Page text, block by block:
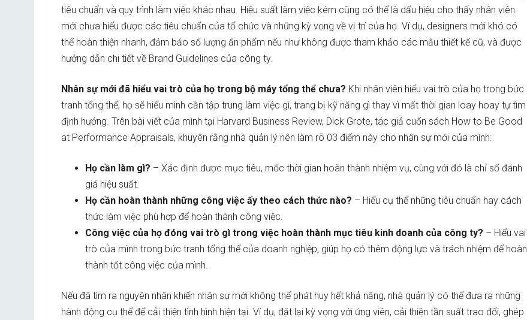
tiêu chuẩn và quy trình làm việc khác nhau. Hiệu suất làm việc kém cũng có thể là dấu hiệu cho thấy nhân viên
mới chưa hiểu được các tiêu chuẩn của tổ chức và những kỳ vọng về vị trí của họ. Ví dụ, designers mới khó có
thể hoàn thiện nhanh, đảm bảo số lượng ấn phẩm nếu như không được tham khảo các mẫu thiết kế cũ, và được
hướng dẫn chi tiết về Brand Guidelines của công ty.
Nhân sự mới đã hiểu vai trò của họ trong bộ máy tổng thể chưa? Khi nhân viên hiểu vai trò của họ trong bức
tranh tổng thể, họ sẽ hiểu mình cần tập trung làm việc gì, trang bị kỹ năng gì thay vì mất thời gian loay hoay tự tìm
định hướng. Trên bài viết của mình tại Harvard Business Review, Dick Grote, tác giả cuốn sách How to Be Good
at Performance Appraisals, khuyên rằng nhà quản lý nên làm rõ 03 điểm này cho nhân sự mới của mình:
Họ cần làm gì? – Xác định được mục tiêu, mốc thời gian hoàn thành nhiệm vụ, cùng với đó là chỉ số đánh
giá hiệu suất.
Họ cần hoàn thành những công việc ấy theo cách thức nào? – Hiểu cụ thể những tiêu chuẩn hay cách
thức làm việc phù hợp để hoàn thành công việc.
Công việc của họ đóng vai trò gì trong việc hoàn thành mục tiêu kinh doanh của công ty? – Hiểu vai
trò của mình trong bức tranh tổng thể của doanh nghiệp, giúp họ có thêm động lực và trách nhiệm để hoàn
thành tốt công việc của mình.
Nếu đã tìm ra nguyên nhân khiến nhân sự mới không thể phát huy hết khả năng, nhà quản lý có thể đưa ra những
hành động cụ thể để cải thiện tình hình hiện tại. Ví dụ, đặt lại kỳ vọng với ứng viên, cải thiện tần suất trao đổi, ghép